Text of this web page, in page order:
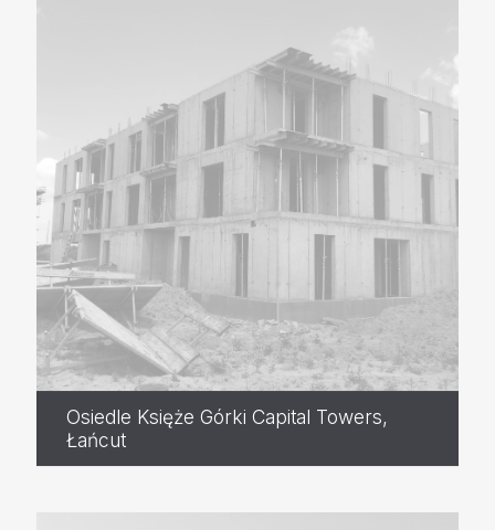
Osiedle Księże Górki Capital Towers,
Łańcut